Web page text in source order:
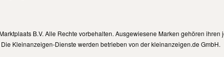
B.V. Alle Rechte vorbehalten. Ausgewiesene Marken gehören ihren
Die Kleinanzeigen-Dienste werden betrieben von der kleinanzeigen.de GmbH.